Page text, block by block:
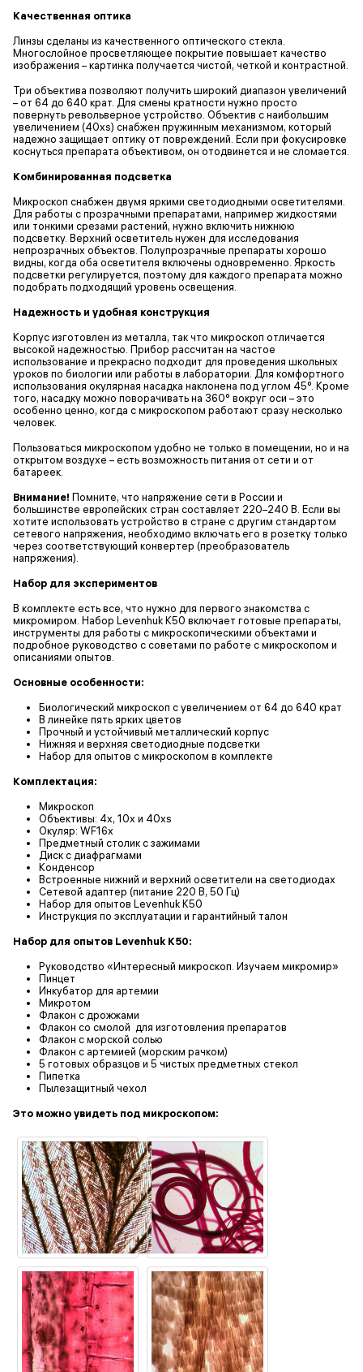
Качественная оптика
Линзы сделаны из качественного оптического стекла.
Многослойное просветляющее покрытие повышает качество
изображения – картинка получается чистой, четкой и контрастной.
Три объектива позволяют получить широкий диапазон увеличений
– от 64 до 640 крат. Для смены кратности нужно просто
повернуть револьверное устройство. Объектив с наибольшим
увеличением (40xs) снабжен пружинным механизмом, который
надежно защищает оптику от повреждений. Если при фокусировке
коснуться препарата объективом, он отодвинется и не сломается.
Комбинированная подсветка
Микроскоп снабжен двумя яркими светодиодными осветителями.
Для работы с прозрачными препаратами, например жидкостями
или тонкими срезами растений, нужно включить нижнюю
подсветку. Верхний осветитель нужен для исследования
непрозрачных объектов. Полупрозрачные препараты хорошо
видны, когда оба осветителя включены одновременно. Яркость
подсветки регулируется, поэтому для каждого препарата можно
подобрать подходящий уровень освещения.
Надежность и удобная конструкция
Корпус изготовлен из металла, так что микроскоп отличается
высокой надежностью. Прибор рассчитан на частое
использование и прекрасно подходит для проведения школьных
уроков по биологии или работы в лаборатории. Для комфортного
использования окулярная насадка наклонена под углом 45°. Кроме
того, насадку можно поворачивать на 360° вокруг оси – это
особенно ценно, когда с микроскопом работают сразу несколько
человек.
Пользоваться микроскопом удобно не только в помещении, но и на
открытом воздухе – есть возможность питания от сети и от
батареек.
Внимание! Помните, что напряжение сети в России и
большинстве европейских стран составляет 220–240 В. Если вы
хотите использовать устройство в стране с другим стандартом
сетевого напряжения, необходимо включать его в розетку только
через соответствующий конвертер (преобразователь
напряжения).
Набор для экспериментов
В комплекте есть все, что нужно для первого знакомства с
микромиром. Набор Levenhuk K50 включает готовые препараты,
инструменты для работы с микроскопическими объектами и
подробное руководство с советами по работе с микроскопом и
описаниями опытов.
Основные особенности:
Биологический микроскоп с увеличением от 64 до 640 крат
В линейке пять ярких цветов
Прочный и устойчивый металлический корпус
Нижняя и верхняя светодиодные подсветки
Набор для опытов с микроскопом в комплекте
Комплектация:
Микроскоп
Объективы: 4х, 10х и 40хs
Окуляр: WF16x
Предметный столик с зажимами
Диск с диафрагмами
Конденсор
Встроенные нижний и верхний осветители на светодиодах
Сетевой адаптер (питание 220 В, 50 Гц)
Набор для опытов Levenhuk K50
Инструкция по эксплуатации и гарантийный талон
Набор для опытов Levenhuk K50:
Руководство «Интересный микроскоп. Изучаем микромир»
Пинцет
Инкубатор для артемии
Микротом
Флакон с дрожжами
Флакон со смолой для изготовления препаратов
Флакон с морской солью
Флакон с артемией (морским рачком)
5 готовых образцов и 5 чистых предметных стекол
Пипетка
Пылезащитный чехол
Это можно увидеть под микроскопом: